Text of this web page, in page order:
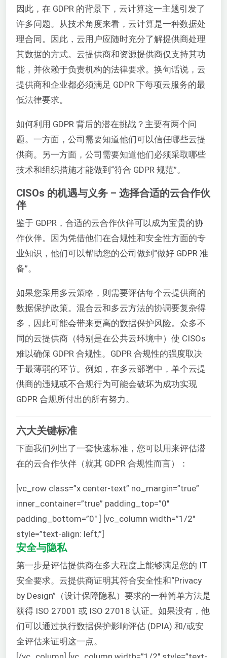
因此，在 GDPR 的背景下，云计算这一主题引发了
许多问题。从技术角度来看，云计算是一种数据处
理合同。因此，云用户应随时充分了解提供商处理
其数据的方式。云提供商和资源提供商仅支持其功
能，并依赖于负责机构的法律要求。换句话说，云
提供商和企业都必须满足 GDPR 下每项云服务的最
低法律要求。
如何利用 GDPR 背后的潜在挑战？主要有两个问
题。一方面，公司需要知道他们可以信任哪些云提
供商。另一方面，公司需要知道他们必须采取哪些
技术和组织措施才能做到“符合 GDPR 规范”。
CISOs 的机遇与义务 – 选择合适的云合作伙
伴
鉴于 GDPR，合适的云合作伙伴可以成为宝贵的协
作伙伴。因为凭借他们在合规性和安全性方面的专
业知识，他们可以帮助您的公司做到“做好 GDPR 准
备”。
如果您采用多云策略，则需要评估每个云提供商的
数据保护政策。混合云和多云方法的协调要复杂得
多，因此可能会带来更高的数据保护风险。众多不
同的云提供商（特别是在公共云环境中）使 CISOs
难以确保 GDPR 合规性。GDPR 合规性的强度取决
于最薄弱的环节。例如，在多云部署中，单个云提
供商的违规或不合规行为可能会破坏为成功实现
GDPR 合规所付出的所有努力。
六大关键标准
下面我们列出了一套快速标准，您可以用来评估潜
在的云合作伙伴（就其 GDPR 合规性而言）：
[vc_row class=”x center-text” no_margin=”true”
inner_container=”true” padding_top=”0″
padding_bottom=”0″ ] [vc_column width=”1/2″
style=”text-align: left;”]
安全与隐私
第一步是评估提供商在多大程度上能够满足您的 IT
安全要求。云提供商证明其符合安全性和“Privacy
by Design”（设计保障隐私）要求的一种简单方法是
获得 ISO 27001 或 ISO 27018 认证。如果没有，他
们可以通过执行数据保护影响评估 (DPIA) 和/或安
全评估来证明这一点。